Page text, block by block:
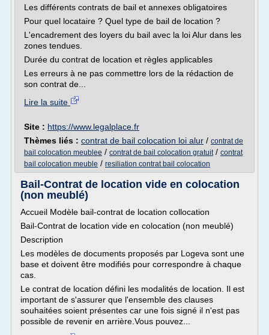
Les différents contrats de bail et annexes obligatoires
Pour quel locataire ? Quel type de bail de location ?
L'encadrement des loyers du bail avec la loi Alur dans les
zones tendues.
Durée du contrat de location et règles applicables
Les erreurs à ne pas commettre lors de la rédaction de
son contrat de...
Lire la suite
Site : https://www.legalplace.fr
Thèmes liés : contrat de bail colocation loi alur / contrat de
bail colocation meublee / contrat de bail colocation gratuit/ contrat
bail colocation meuble / resiliation contrat bail colocation
Bail-Contrat de location vide en colocation
(non meublé)
Accueil Modèle bail-contrat de location collocation
Bail-Contrat de location vide en colocation (non meublé)
Description
Les modèles de documents proposés par Logeva sont une
base et doivent être modifiés pour correspondre à chaque
cas.
Le contrat de location défini les modalités de location. Il est
important de s'assurer que l'ensemble des clauses
souhaitées soient présentes car une fois signé il n'est pas
possible de revenir en arrière.Vous pouvez...